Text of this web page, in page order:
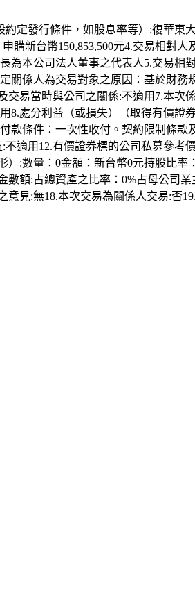
定發行條件，如股息率等）:復華東
購新台幣150,853,500元4.交易相對
本公司法人董事之代表人5.交易
係人為交易對象之原因：基於財
易當時與公司之關係:不適用7.本次
處分利益（或損失）（取得有價證
條件：一次性收付。契約限制條
適用12.有價證券標的公司私募參考
:數量：0金額：新台幣0元持股比
額:占總資產之比率：0%占母公司
見:無18.本次交易為關係人交易:否